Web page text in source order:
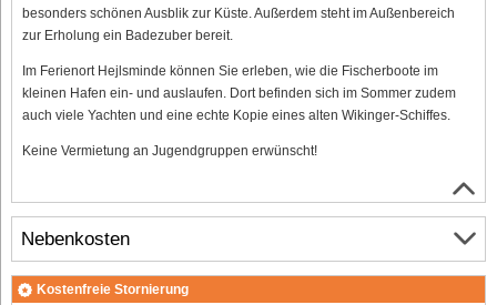
besonders schönen Ausblik zur Küste. Außerdem steht im Außenbereich
zur Erholung ein Badezuber bereit.
Im Ferienort Hejlsminde können Sie erleben, wie die Fischerboote im
kleinen Hafen ein- und auslaufen. Dort befinden sich im Sommer zudem
auch viele Yachten und eine echte Kopie eines alten Wikinger-Schiffes.
Keine Vermietung an Jugendgruppen erwünscht!
Nebenkosten
Kostenfreie Stornierung